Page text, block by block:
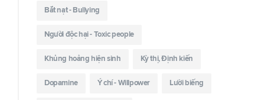
Bắt nạt - Bullying
Người độc hại - Toxic people
Khủng hoảng hiện sinh Kỳ thị, Định kiến
Dopamine Ý chí - Willpower Lười biếng